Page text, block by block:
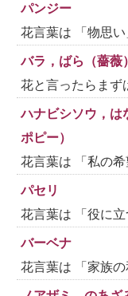
パンジー
花言葉は 「物思
バラ，ばら（薔薇）
花と言ったらま
ハナビシソウ，は
ポピー）
花言葉は 「私の
パセリ
花言葉は 「役に
バーベナ
花言葉は 「家族